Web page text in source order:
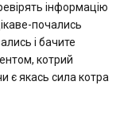
інформацію
почались
і бачите
котрий
є якась сила котра